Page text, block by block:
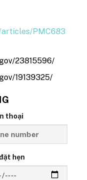
articles/PMC683
23815596/
19139325/
thoại
hẹn